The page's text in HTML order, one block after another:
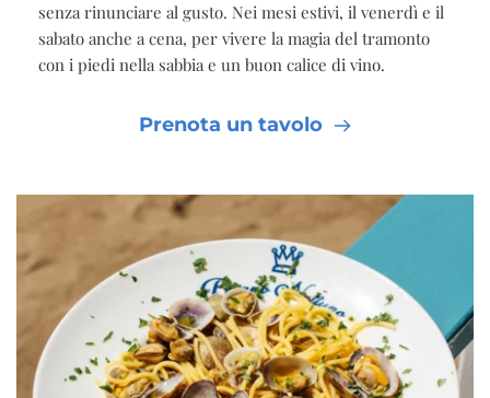
senza rinunciare al gusto. Nei mesi estivi, il venerdì e il
sabato anche a cena, per vivere la magia del tramonto
con i piedi nella sabbia e un buon calice di vino.
Prenota un tavolo